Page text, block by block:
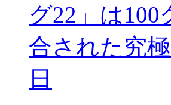
グ22」は
合された究
日